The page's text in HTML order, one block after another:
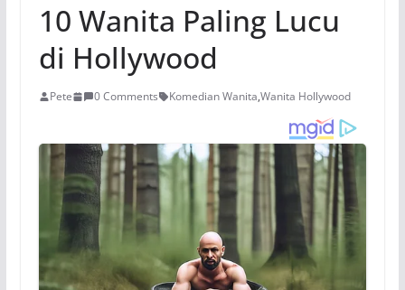
10 Wanita Paling Lucu
di Hollywood
Pete 0 Comments Komedian Wanita,Wanita Hollywood